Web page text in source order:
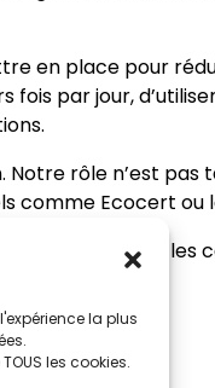
la plus
les cookies.
en place pour
par jour,
rôle n’est
comme Ecocert ou
repris en détail les